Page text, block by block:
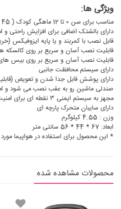
ویژگی ها:
مناسب برای سن 0 تا 12 ماهگی کودک ( 45 تا 75 سانت)
دارای بالشتک اضافی برای افزایش راحتی و
قابل نصب با کمربند و یا پایه ایزوفیکس
قابلیت نصب آسان و سریع بر روی کالسکه
قابلیت نصب آسان و سریع بر روی بیس
دارای سیستم محافظت جانبی
دارای پوشش قابل جدا شدن و تعویض
صندلی ماشین رو به عقب نصب می شود و
مجهز به سیستم ایمنی ۳ نقطه ای برای امنیت بیشتر کودک
دارای سایبان متحرک پارچه ای
وزن : 4.55 کیلوگرم
ابعاد: 67 * 44 * 56 سانتی متر
* این محصول برای استفاده در هواپیما
محصولات مشاهده شده